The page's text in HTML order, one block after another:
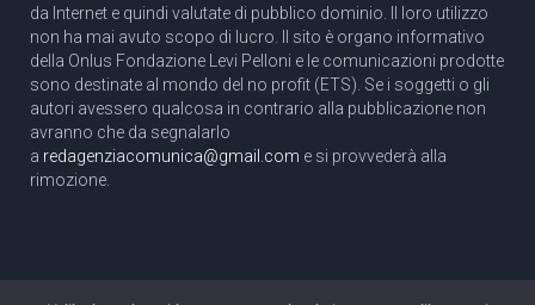
da Internet e quindi valutate di pubblico dominio. Il loro utilizzo
non ha mai avuto scopo di lucro. Il sito è organo informativo
della Onlus Fondazione Levi Pelloni e le comunicazioni prodotte
sono destinate al mondo del no profit (ETS). Se i soggetti o gli
autori avessero qualcosa in contrario alla pubblicazione non
avranno che da segnalarlo
a redagenziacomunica@gmail.com e si provvederà alla
rimozione.